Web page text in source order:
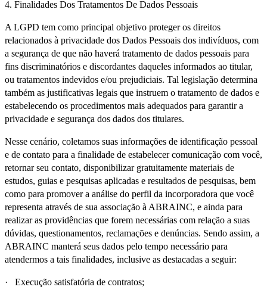
4. Finalidades Dos Tratamentos De Dados Pessoais
A LGPD tem como principal objetivo proteger os direitos
relacionados à privacidade dos Dados Pessoais dos indivíduos, com
a segurança de que não haverá tratamento de dados pessoais para
fins discriminatórios e discordantes daqueles informados ao titular,
ou tratamentos indevidos e/ou prejudiciais. Tal legislação determina
também as justificativas legais que instruem o tratamento de dados e
estabelecendo os procedimentos mais adequados para garantir a
privacidade e segurança dos dados dos titulares.
Nesse cenário, coletamos suas informações de identificação pessoal
e de contato para a finalidade de estabelecer comunicação com você,
retornar seu contato, disponibilizar gratuitamente materiais de
estudos, guias e pesquisas aplicadas e resultados de pesquisas, bem
como para promover a análise do perfil da incorporadora que você
representa através de sua associação à ABRAINC, e ainda para
realizar as providências que forem necessárias com relação a suas
dúvidas, questionamentos, reclamações e denúncias. Sendo assim, a
ABRAINC manterá seus dados pelo tempo necessário para
atendermos a tais finalidades, inclusive as destacadas a seguir:
· Execução satisfatória de contratos;